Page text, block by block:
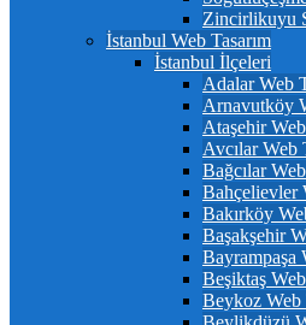
Zincirlikuyu
İstanbul Web Tasarım
İstanbul İlçeleri
Adalar Web
Arnavutköy
Ataşehir
Avcılar Web
Bağcılar
Bahçelievler
Bakırköy
Başakşehir
Bayrampaşa
Beşiktaş
Beykoz Web